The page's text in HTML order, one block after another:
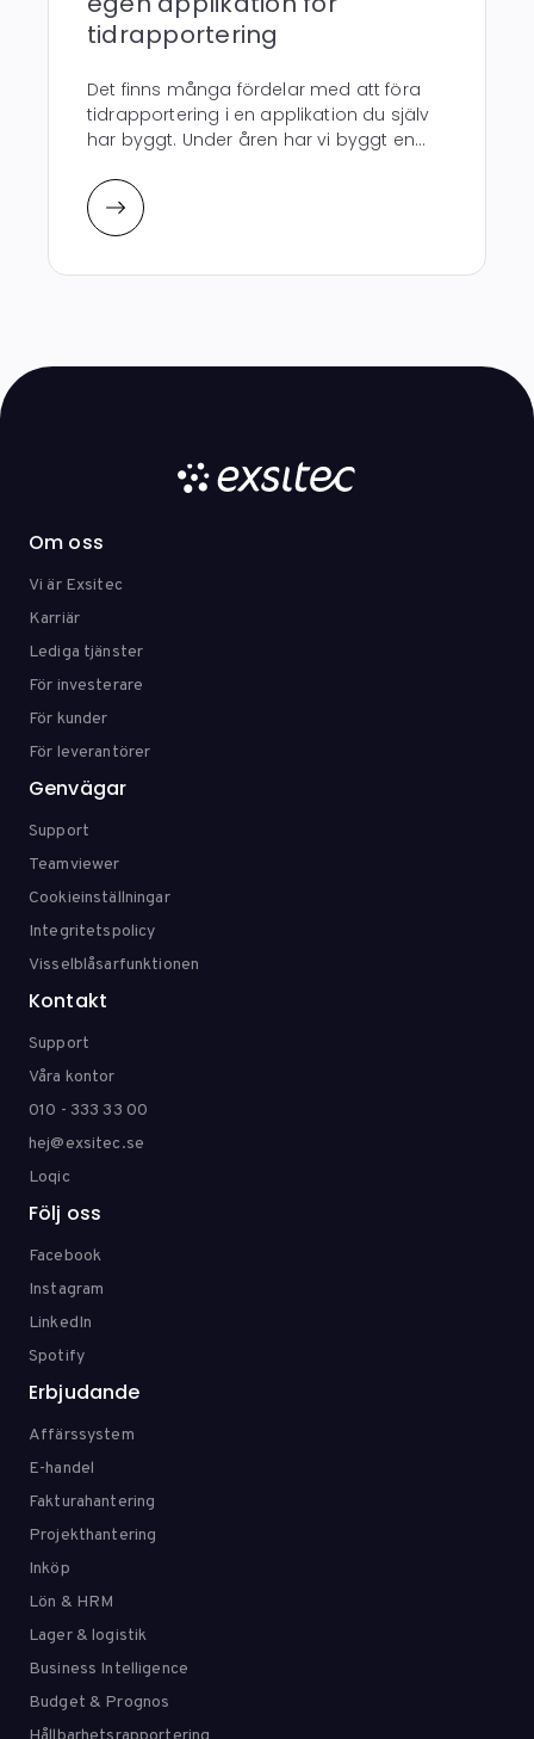
tidrapportering
Det finns många fördelar med att föra
tidrapportering i en applikation du själv
har byggt. Under åren har vi byggt en...
Om oss
Vi är Exsitec
Karriär
Lediga tjänster
För investerare
För kunder
För leverantörer
Genvägar
Support
Teamviewer
Cookieinställningar
Integritetspolicy
Visselblåsarfunktionen
Kontakt
Support
Våra kontor
010 - 333 33 00
hej@exsitec.se
Loqic
Följ oss
Facebook
Instagram
LinkedIn
Spotify
Erbjudande
Affärssystem
E-handel
Fakturahantering
Projekthantering
Inköp
Lön & HRM
Lager & logistik
Business Intelligence
Budget & Prognos